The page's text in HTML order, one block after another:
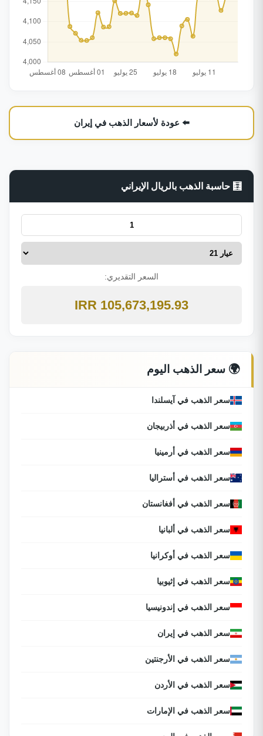
⬅️ عودة لأسعار الذهب في إيران
🧮 حاسبة الذهب بالريال الإيراني
السعر التقديري:
105,673,195.93 IRR
🌍 سعر الذهب اليوم
سعر الذهب في آيسلندا
سعر الذهب في أذربيجان
سعر الذهب في أرمينيا
سعر الذهب في أستراليا
سعر الذهب في أفغانستان
سعر الذهب في ألبانيا
سعر الذهب في أوكرانيا
سعر الذهب في إثيوبيا
سعر الذهب في إندونيسيا
سعر الذهب في إيران
سعر الذهب في الأرجنتين
سعر الذهب في الأردن
سعر الذهب في الإمارات